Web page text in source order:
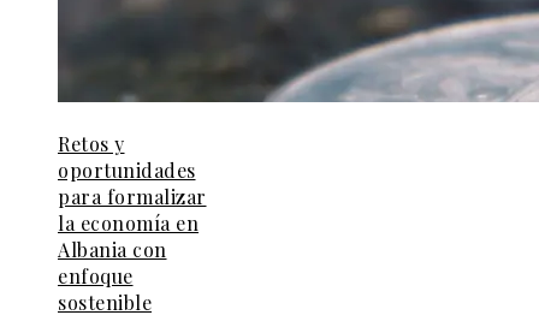
Retos y
oportunidades
para formalizar
la economía en
Albania con
enfoque
sostenible